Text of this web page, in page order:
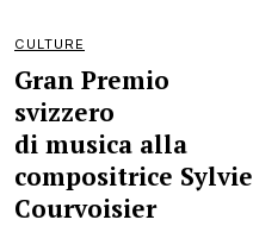
CULTURE
Gran Premio
svizzero
di musica alla
compositrice Sylvie
Courvoisier